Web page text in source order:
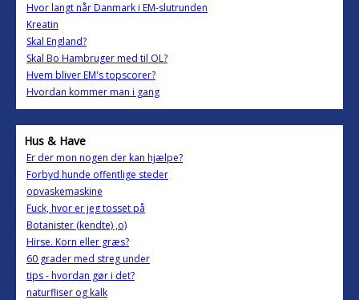
Hvor langt når Danmark i EM-slutrunden
Kreatin
Skal England?
Skal Bo Hambruger med til OL?
Hvem bliver EM's topscorer?
Hvordan kommer man i gang
Hus & Have
Er der mon nogen der kan hjælpe?
Forbyd hunde offentlige steder
opvaskemaskine
Fuck, hvor er jeg tosset på
Botanister (kendte) ,o)
Hirse. Korn eller græs?
60 grader med streg under
tips - hvordan gør i det?
naturfliser og kalk